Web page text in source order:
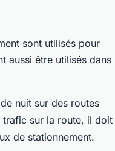
sont utilisés pour
aussi être utilisés dans
nuit sur des routes
trafic sur la route, il doit
de stationnement.